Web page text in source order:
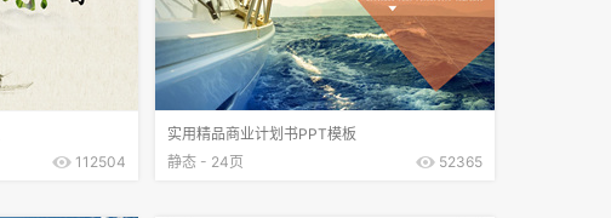
112504
实用精品商业计划书PPT模板
静态 - 24页
52365